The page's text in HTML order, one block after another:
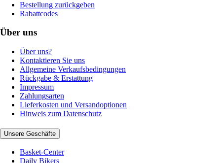
Bestellung zurückgeben
Rabattcodes
Über uns
Über uns?
Kontaktieren Sie uns
Allgemeine Verkaufsbedingungen
Rückgabe & Erstattung
Impressum
Zahlungsarten
Lieferkosten und Versandoptionen
Hinweis zum Datenschutz
Unsere Geschäfte
Basket-Center
Daily Bikers